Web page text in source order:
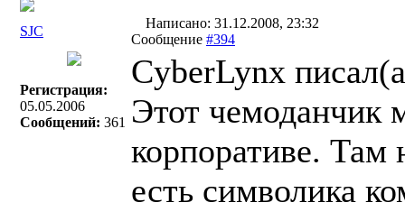
SJC
Написано: 31.12.2008, 23:32
Сообщение #394
Регистрация:
05.05.2006
Сообщений: 361
СyberLynx
Этот чемоданчик
корпоративе. Там
есть символика